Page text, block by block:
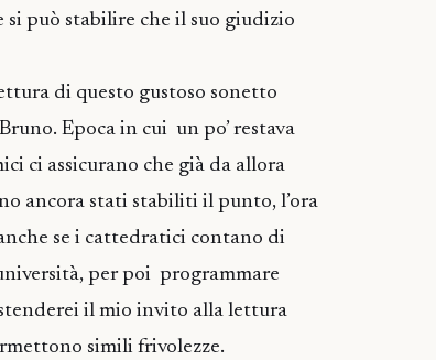
può stabilire che il suo giudizio
di questo gustoso sonetto
Epoca in cui un po’ restava
ci assicurano che già da allora
ancora stati stabiliti il punto, l’ora
se i cattedratici contano di
per poi programmare
il mio invito alla lettura
simili frivolezze.